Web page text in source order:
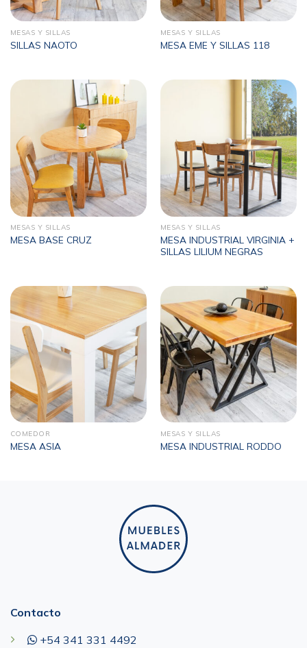
MESAS Y SILLAS
SILLAS NAOTO
MESAS Y SILLAS
MESA EME Y SILLAS 118
MESAS Y SILLAS
MESA BASE CRUZ
MESAS Y SILLAS
MESA INDUSTRIAL VIRGINIA +
SILLAS LILIUM NEGRAS
COMEDOR
MESA ASIA
MESAS Y SILLAS
MESA INDUSTRIAL RODDO
Contacto
+54 341 331 4492